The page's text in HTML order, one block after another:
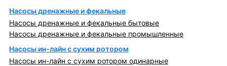
Насосы дренажные и фекальные
Насосы дренажные и фекальные бытовые
Насосы дренажные и фекальные промышленные
Насосы ин-лайн с сухим ротором
Насосы ин-лайн с сухим ротором одинарные